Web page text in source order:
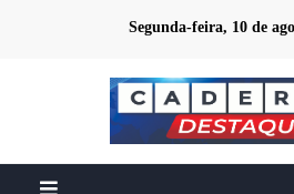
Segunda-feira, 10 de